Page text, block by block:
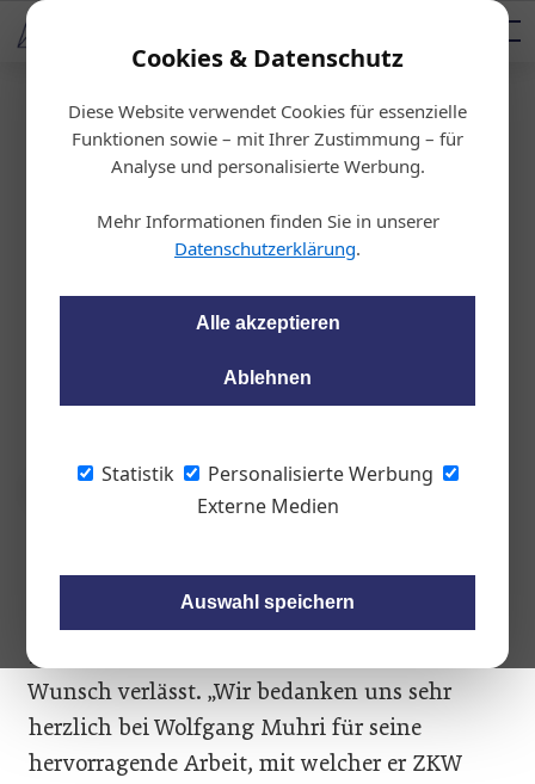
Cookies & Datenschutz
Diese Website verwendet Cookies für essenzielle
Funktionen sowie – mit Ihrer Zustimmung – für
Analyse und personalisierte Werbung.
Mehr Informationen finden Sie in unserer
Datenschutzerklärung.
Alle akzeptieren
Ablehnen
Statistik
Personalisierte Werbung
Externe Medien
Auswahl speichern
AUTOMOTIVE SERVICES
AUTOMOTIVE AKADEMIE
Podcast
Startseite/Management
Personalia
30.08.2023, 16:33 Uhr
2023 die Aufgaben als COO der ZKW Group
GmbH übernommen.
Group GmbH. Der 53jährige gebürtige
Deutsche folgt Wolfgang Muhri nach, der mit
Ende August das Unternehmen auf eigenen
Wunsch verlässt. „Wir bedanken uns sehr
herzlich bei Wolfgang Muhri für seine
hervorragende Arbeit, mit welcher er ZKW